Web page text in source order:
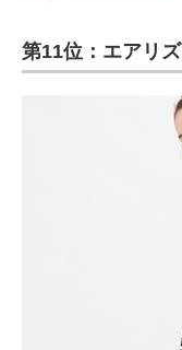
第11位：エアリ